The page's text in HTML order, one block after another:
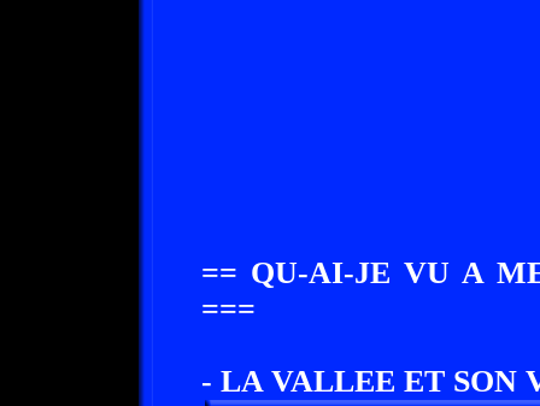
== QU-AI-JE VU A
===
- LA VALLEE ET SON